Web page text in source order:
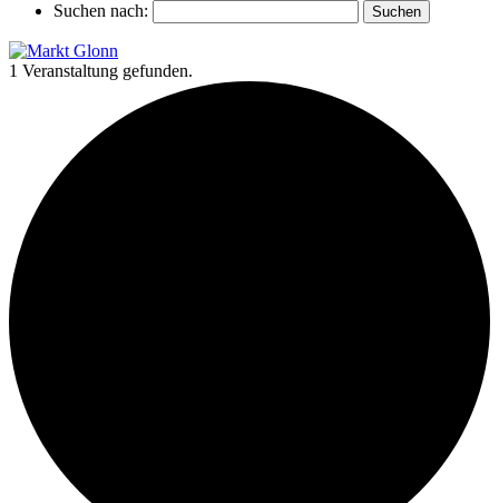
Suchen nach:
1 Veranstaltung gefunden.